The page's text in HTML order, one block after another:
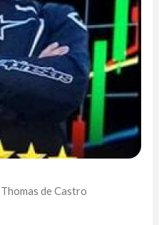
de Castro